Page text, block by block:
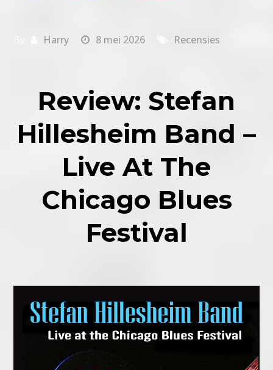
Harry 8 mei 2026 Recensies
Review: Stefan
Hillesheim Band –
Live At The
Chicago Blues
Festival